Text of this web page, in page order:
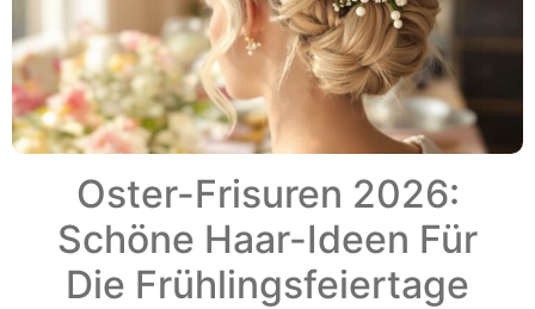
Oster-Frisuren 2026:
Schöne Haar-Ideen Für
Die Frühlingsfeiertage